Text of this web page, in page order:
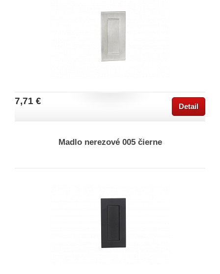
7,71 €
Detail
Madlo nerezové 005 čierne